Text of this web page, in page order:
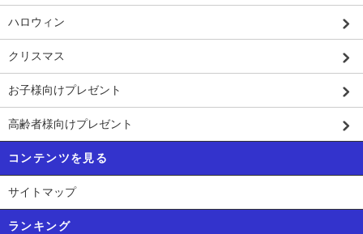
ハロウィン
クリスマス
お子様向けプレゼント
高齢者様向けプレゼント
コンテンツを見る
サイトマップ
ランキング